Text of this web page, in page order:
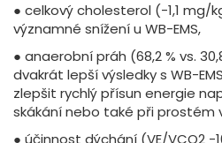
● celkový cholesterol (-1,1 mg/
významné snížení u WB-EMS,
● anaerobní práh (68,2 % vs.
dvakrát lepší výsledky s WB-
zlepšit rychlý přísun energie
skákání nebo také při prostém
● účinnost dýchání (VE/VCO2 -